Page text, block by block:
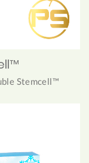
Stemcell™